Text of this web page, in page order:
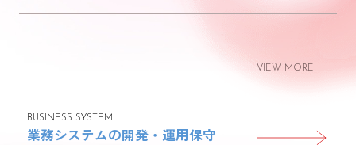
BUSINESS SYSTEM
業務システムの開発・運用保守
VIEW MORE